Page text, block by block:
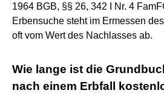
1964 BGB, §§ 26, 342 I Nr. 4
Erbensuche steht im Ermessen
oft vom Wert des Nachlasses ab.
Wie lange ist die
nach einem Erbfall